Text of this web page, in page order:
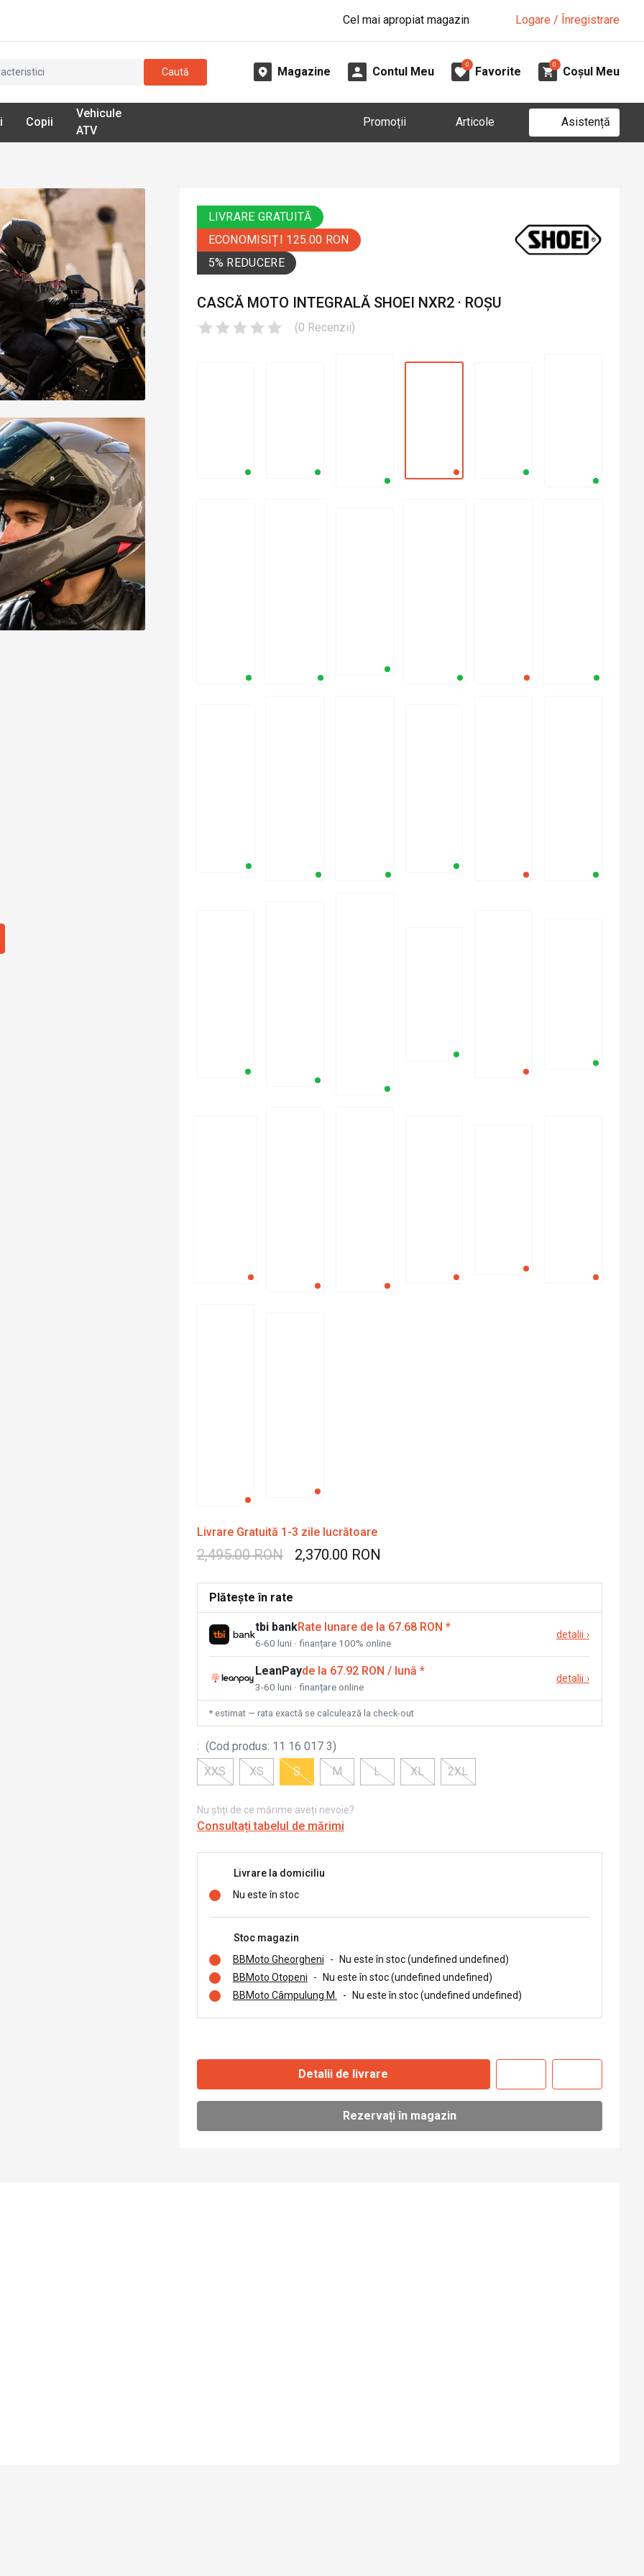
Cel mai apropiat magazin Logare / Înregistrare
Caută Magazine Contul Meu
0
Favorite
0
Coșul Meu
Copii
Vehicule
ATV
Promoții Articole Asistență
LIVRARE GRATUITĂ
ECONOMISIȚI 125.00 RON
5% REDUCERE
CASCĂ MOTO INTEGRALĂ SHOEI NXR2 · ROȘU
(0 Recenzii)
Livrare Gratuită 1-3 zile lucrătoare
2,495.00 RON 2,370.00 RON
Plătește în rate
tbi bankRate lunare de la 67.68 RON *
6-60 luni · finanțare 100% online
detalii ›
LeanPayde la 67.92 RON / lună *
3-60 luni · finanțare online
detalii ›
* estimat — rata exactă se calculează la check-out
: (Cod produs: 11 16 017 3)
XXS
XS S M L XL 2XL
Nu știți de ce mărime aveți nevoie?
Consultați tabelul de mărimi
Livrare la domiciliu
Nu este în stoc
Stoc magazin
BBMoto Gheorgheni
-
Nu este în stoc (undefined undefined)
BBMoto Otopeni
-
Nu este în stoc (undefined undefined)
BBMoto Câmpulung M.
- Nu este în stoc (undefined undefined)
Detalii de livrare
Rezervați în magazin